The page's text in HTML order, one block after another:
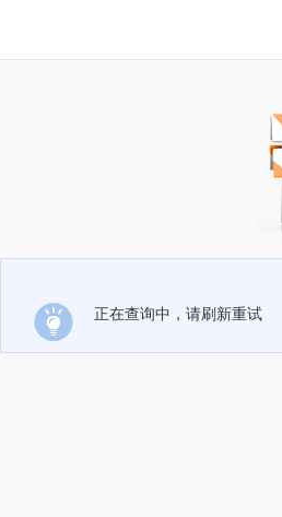
正在查询中，请刷新重试